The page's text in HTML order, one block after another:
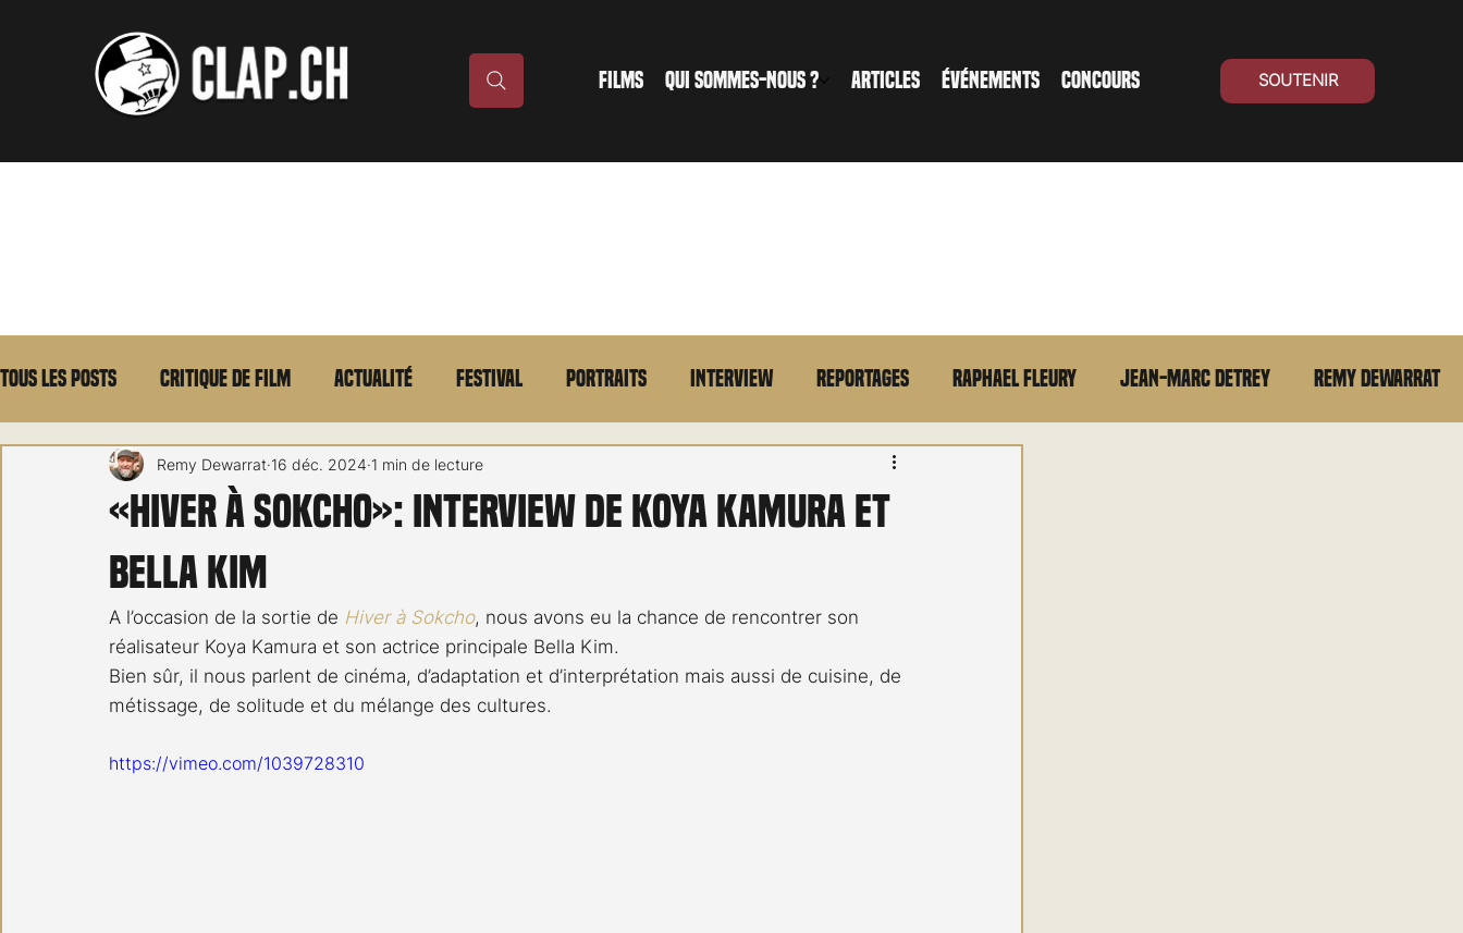
FILMS QUI SOMMES-NOUS ? ARTICLES ÉVÉNEMENTS CONCOURS SOUTENIR
Tous les posts Critique de film Actualité Festival Portraits Interview Reportages Raphael Fleury Jean-Marc Detrey Remy Dewarrat
Max Borg Laurent Scherlen Memento En bref
Carnet noir Open Air
«Hiver à Sokcho»: interview de Koya Kamura et
Bella Kim
Remy Dewarrat 16 déc. 2024 1 min de lecture
A l’occasion de la sortie de Hiver à Sokcho, nous avons eu la chance de rencontrer son
réalisateur Koya Kamura et son actrice principale Bella Kim.
Bien sûr, il nous parlent de cinéma, d’adaptation et d’interprétation mais aussi de cuisine, de
métissage, de solitude et du mélange des cultures.
https://vimeo.com/1039728310